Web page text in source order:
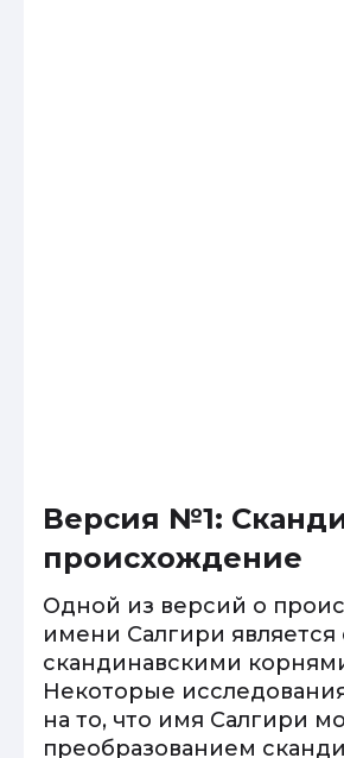
Версия №1:
происхождение
Одной из версий о
имени Салгири является
скандинавскими
Некоторые
на то, что имя Салгири
преобразованием